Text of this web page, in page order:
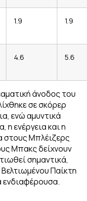
1.9 1.9
4.6 5.6
άνοδος του
σε σκόρερ
ενώ αμυντικά
η ενέργεια και η
στους Μπλέιζερς
Μπακς δείχνουν
σημαντικά,
Παίκτη
ενδιαφέρουσα.